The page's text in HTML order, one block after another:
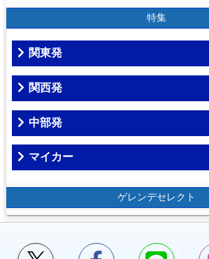
特集
関東発
関西発
中部発
マイカー
ゲレンデセレクト